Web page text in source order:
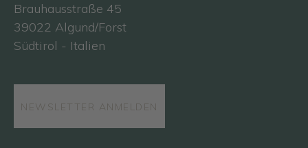
Brauhausstraße 45
39022 Algund/Forst
Südtirol - Italien
NEWSLETTER ANMELDEN